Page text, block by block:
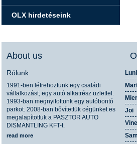
OLX hirdetéseink
About us
Rólunk
1991-ben létrehoztunk egy családi
vállalkozást, egy autó alkatrész üzlettel.
1993-ban megnyitottunk egy autóbontó
parkot. 2008-ban bővítettük cégünket es
megalapítottuk a PASZTOR AUTO
DISMANTLING KFT-t.
read more
Luni
Joi